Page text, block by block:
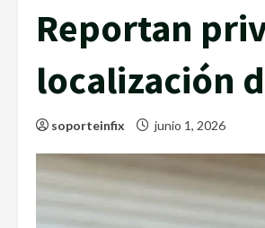
Reportan
localización
soporteinfix junio 1, 2026